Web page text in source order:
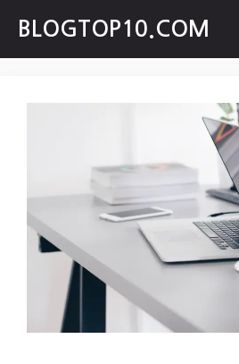
content
BLOGTOP10.COM